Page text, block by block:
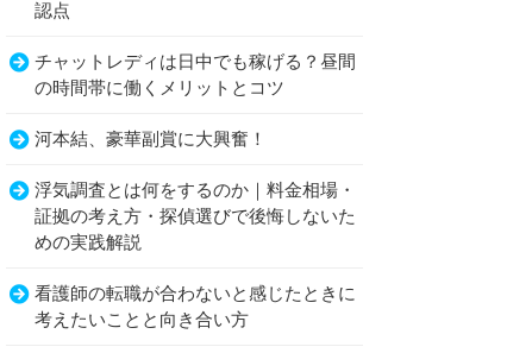
認点
チャットレディは日中でも稼げる？昼間
の時間帯に働くメリットとコツ
河本結、豪華副賞に大興奮！
浮気調査とは何をするのか｜料金相場・
証拠の考え方・探偵選びで後悔しないた
めの実践解説
看護師の転職が合わないと感じたときに
考えたいことと向き合い方